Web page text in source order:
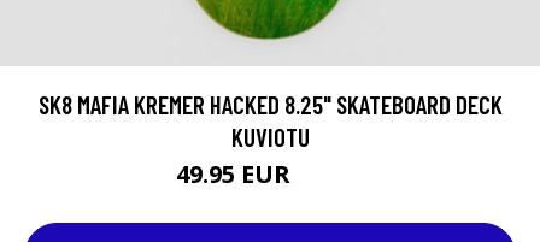
SK8 MAFIA KREMER HACKED 8.25" SKATEBOARD DECK
KUVIOTU
49.95 EUR